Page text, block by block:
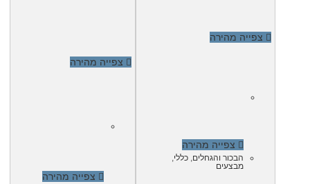
צפייה מהירה
צפייה מהירה
הבכור והגחלים כללי
מבצעים
צפייה מהירה
צפייה מהירה